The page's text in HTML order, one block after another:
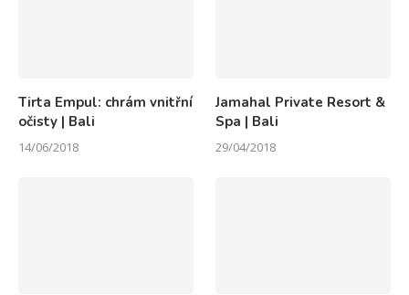
Tirta Empul: chrám vnitřní
očisty | Bali
14/06/2018
Jamahal Private Resort &
Spa | Bali
29/04/2018